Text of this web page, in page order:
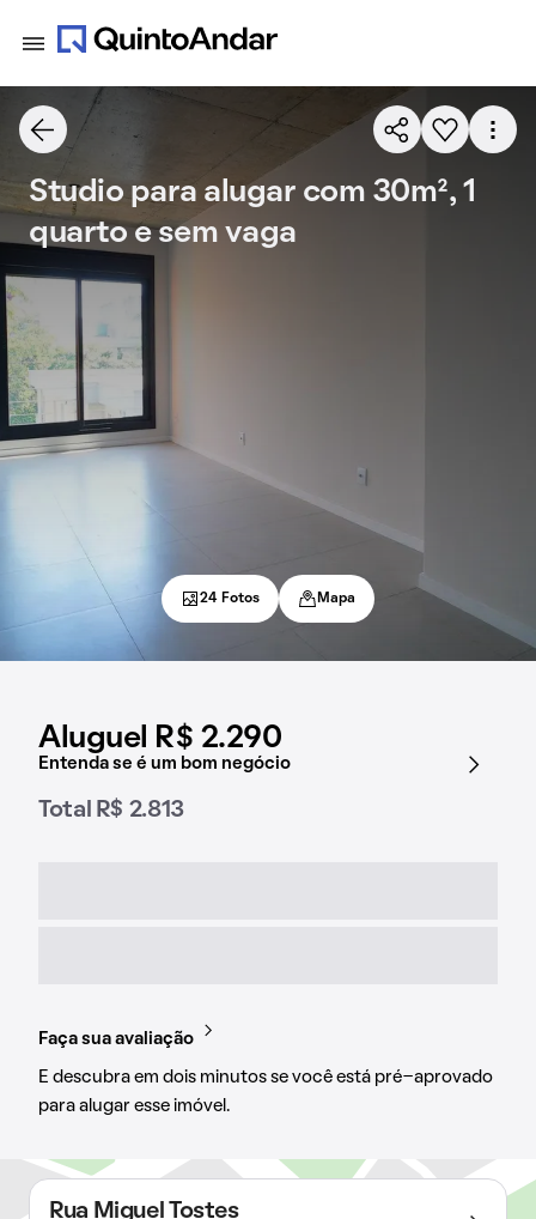
Aluguel R$ 2.290
Entenda se é um bom negócio
Total R$ 2.813
Faça sua avaliação
E descubra em dois minutos se você está pré-aprovado
para alugar esse imóvel.
Studio para alugar com 30m², 1
quarto e sem vaga
24 Fotos Mapa
Rua Miguel Tostes